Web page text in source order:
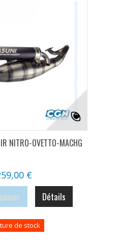
NITRO-OVETTO-MACHG
€
Détails
de stock